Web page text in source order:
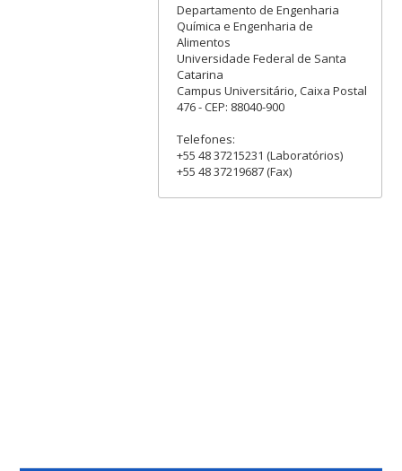
Departamento de Engenharia
Química e Engenharia de
Alimentos
Universidade Federal de Santa
Catarina
Campus Universitário, Caixa Postal
476 - CEP: 88040-900
Telefones:
+55 48 37215231 (Laboratórios)
+55 48 37219687 (Fax)